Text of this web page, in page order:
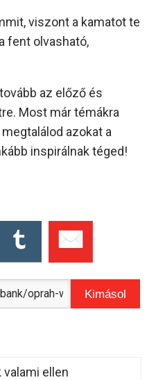
viszont a kamatot te
fent olvasható,
az előző és
Most már témákra
azokat a
inspirálnak téged!
Kimásol
valami ellen